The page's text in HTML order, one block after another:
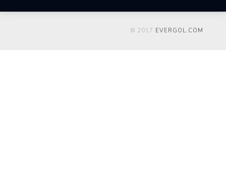
© 2017 EVERGOL.COM